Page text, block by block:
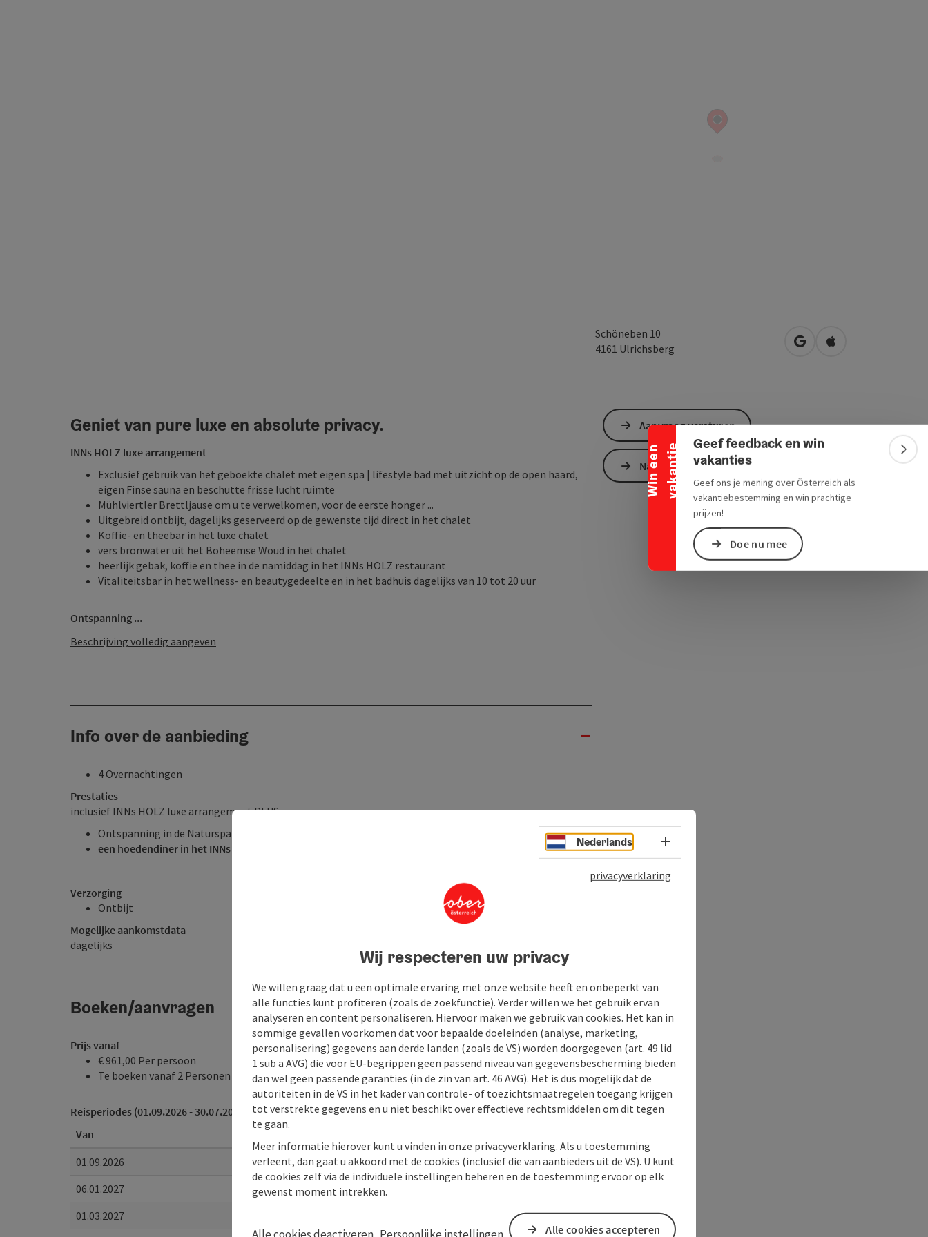
W
i
n
e
e
n
v
a
k
a
n
t
ie
Banner inklappen
Geef feedback en win
vakanties
Geef ons je mening over Österreich als
vakantiebestemming en win prachtige
prijzen!
Doe nu mee
Schöneben 10
4161 Ulrichsberg Openen in Google Maps
Openen in Apple
Geniet van pure luxe en absolute privacy.
INNs HOLZ luxe arrangement
Exclusief gebruik van het geboekte chalet met eigen spa | lifestyle bad met uitzicht op de open haard,
eigen Finse sauna en beschutte frisse lucht ruimte
Mühlviertler Brettljause om u te verwelkomen, voor de eerste honger ...
Uitgebreid ontbijt, dagelijks geserveerd op de gewenste tijd direct in het chalet
Koffie- en theebar in het luxe chalet
vers bronwater uit het Boheemse Woud in het chalet
heerlijk gebak, koffie en thee in de namiddag in het INNs HOLZ restaurant
Vitaliteitsbar in het wellness- en beautygedeelte en in het badhuis dagelijks van 10 tot 20 uur
Ontspanning ...
Beschrijving volledig aangeven
Info over de aanbieding
4 Overnachtingen
Prestaties
inclusief INNs HOLZ luxe arrangement PLUS
Ontspanning in de Naturspa 16+ en in de Vitaloase met binnenzwembad
een hoedendiner in het INNs HOLZ restaurant
Verzorging
Ontbijt
Mogelijke aankomstdata
dagelijks
Boeken/aanvragen
Prijs vanaf
€ 961,00 Per persoon
Te boeken vanaf 2 Personen
Reisperiodes (01.09.2026 - 30.07.2027)
Van
01.09.2026
20.12.2026
06.01.2027
30.01.2027
01.03.2027
Aanvraag versturen
Naar de website
Nederlands Taalkeuze - menu openen
privacyverklaring
Wij respecteren uw privacy
We willen graag dat u een optimale ervaring met onze website heeft en onbeperkt van
alle functies kunt profiteren (zoals de zoekfunctie). Verder willen we het gebruik ervan
analyseren en content personaliseren. Hiervoor maken we gebruik van cookies. Het kan in
sommige gevallen voorkomen dat voor bepaalde doeleinden (analyse, marketing,
personalisering) gegevens aan derde landen (zoals de VS) worden doorgegeven (art. 49 lid
1 sub a AVG) die voor EU-begrippen geen passend niveau van gegevensbescherming bieden
dan wel geen passende garanties (in de zin van art. 46 AVG). Het is dus mogelijk dat de
autoriteiten in de VS in het kader van controle- of toezichtsmaatregelen toegang krijgen
tot verstrekte gegevens en u niet beschikt over effectieve rechtsmiddelen om dit tegen
te gaan.
Meer informatie hierover kunt u vinden in onze privacyverklaring. Als u toestemming
verleent, dan gaat u akkoord met de cookies (inclusief die van aanbieders uit de VS). U kunt
de cookies zelf via de individuele instellingen beheren en de toestemming ervoor op elk
gewenst moment intrekken.
Alle cookies accepteren